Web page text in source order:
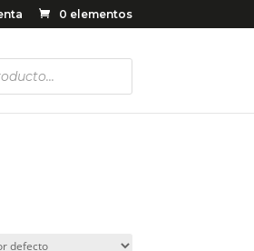
0 elementos